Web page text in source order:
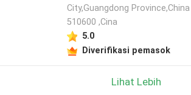
City,Guangdong Province,China
510600 ,Cina
5.0
Diverifikasi pemasok
Lihat Lebih